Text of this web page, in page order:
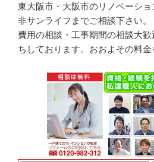
東大阪市・大阪市のリノベーシ
非サンライフまでご相談下さい。
費用の相談・工事期間の相談大
ちしております。おおよその料金